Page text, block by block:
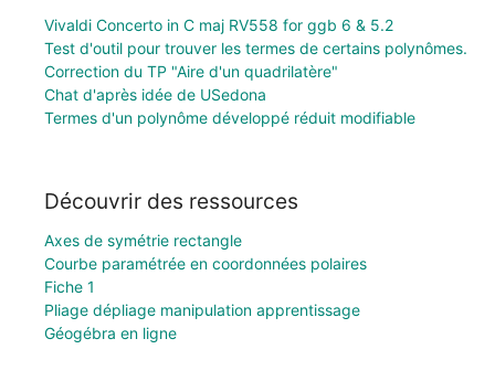
Vivaldi Concerto in C maj RV558 for ggb 6 & 5.2
Test d'outil pour trouver les termes de certains polynômes.
Correction du TP "Aire d'un quadrilatère"
Chat d'après idée de USedona
Termes d'un polynôme développé réduit modifiable
Découvrir des ressources
Axes de symétrie rectangle
Courbe paramétrée en coordonnées polaires
Fiche 1
Pliage dépliage manipulation apprentissage
Géogébra en ligne